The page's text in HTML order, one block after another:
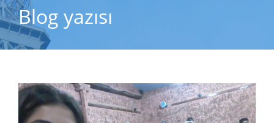
Blog yazısı